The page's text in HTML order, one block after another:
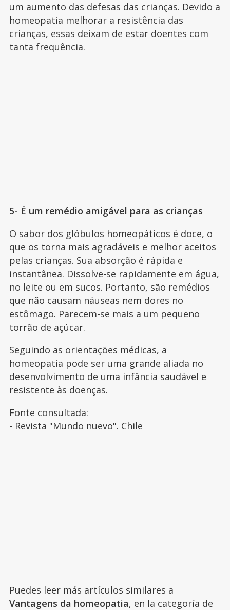
um aumento das defesas das crianças. Devido a
homeopatia melhorar a resistência das
crianças, essas deixam de estar doentes com
tanta frequência.
5- É um remédio amigável para as crianças
O sabor dos glóbulos homeopáticos é doce, o
que os torna mais agradáveis e melhor aceitos
pelas crianças. Sua absorção é rápida e
instantânea. Dissolve-se rapidamente em água,
no leite ou em sucos. Portanto, são remédios
que não causam náuseas nem dores no
estômago. Parecem-se mais a um pequeno
torrão de açúcar.
Seguindo as orientações médicas, a
homeopatia pode ser uma grande aliada no
desenvolvimento de uma infância saudável e
resistente às doenças.
Fonte consultada:
- Revista "Mundo nuevo". Chile
Puedes leer más artículos similares a
Vantagens da homeopatia, en la categoría de